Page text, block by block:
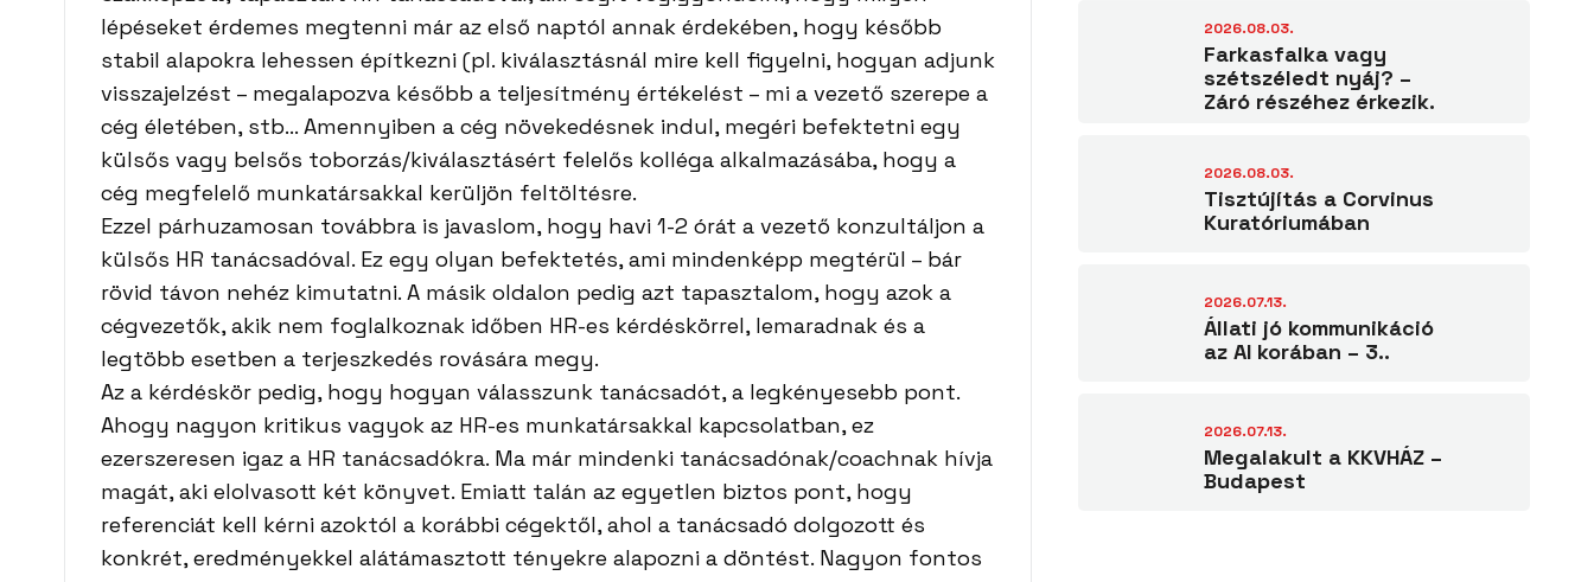
lépéseket érdemes megtenni már az első naptól annak érdekében, hogy később
stabil alapokra lehessen építkezni (pl. kiválasztásnál mire kell figyelni, hogyan adjunk
visszajelzést – megalapozva később a teljesítmény értékelést – mi a vezető szerepe a
cég életében, stb… Amennyiben a cég növekedésnek indul, megéri befektetni egy
külsős vagy belsős toborzás/kiválasztásért felelős kolléga alkalmazásába, hogy a
cég megfelelő munkatársakkal kerüljön feltöltésre.
Ezzel párhuzamosan továbbra is javaslom, hogy havi 1-2 órát a vezető konzultáljon a
külsős HR tanácsadóval. Ez egy olyan befektetés, ami mindenképp megtérül – bár
rövid távon nehéz kimutatni. A másik oldalon pedig azt tapasztalom, hogy azok a
cégvezetők, akik nem foglalkoznak időben HR-es kérdéskörrel, lemaradnak és a
legtöbb esetben a terjeszkedés rovására megy.
Az a kérdéskör pedig, hogy hogyan válasszunk tanácsadót, a legkényesebb pont.
Ahogy nagyon kritikus vagyok az HR-es munkatársakkal kapcsolatban, ez
ezerszeresen igaz a HR tanácsadókra. Ma már mindenki tanácsadónak/coachnak hívja
magát, aki elolvasott két könyvet. Emiatt talán az egyetlen biztos pont, hogy
referenciát kell kérni azoktól a korábbi cégektől, ahol a tanácsadó dolgozott és
konkrét, eredményekkel alátámasztott tényekre alapozni a döntést. Nagyon fontos
2026.08.03.
Farkasfalka vagy
szétszéledt nyáj? –
Záró részéhez érkezik.
2026.08.03.
Tisztújítás a Corvinus
Kuratóriumában
2026.07.13.
Állati jó kommunikáció
az AI korában – 3..
2026.07.13.
Megalakult a KKVHÁZ –
Budapest